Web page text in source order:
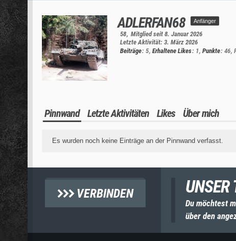
ADLERFAN68 Anfänger
58
Mitglied seit 8. Januar 2026
Letzte Aktivität: 3. März 2026
Beiträge 5 Erhaltene Likes 1 Punkte 46
Pinnwand Letzte Aktivitäten Likes Über mich
Es wurden noch keine Einträge an der Pinnwand verfasst.
VERBINDEN
Du möchtest
über den